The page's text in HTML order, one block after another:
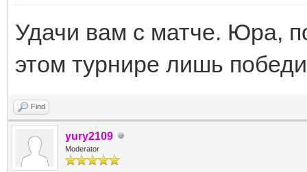
Удачи вам с матче. Юра,
этом турнире лишь
Find
yury2109
Moderator